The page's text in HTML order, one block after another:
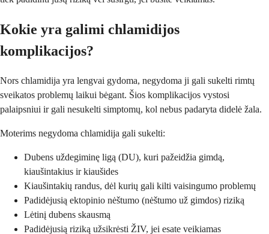
Kokie yra galimi chlamidijos
komplikacijos?
Nors chlamidija yra lengvai gydoma, negydoma ji gali sukelti rimtų
sveikatos problemų laikui bėgant. Šios komplikacijos vystosi
palaipsniui ir gali nesukelti simptomų, kol nebus padaryta didelė žala.
Moterims negydoma chlamidija gali sukelti:
Dubens uždegiminę ligą (DU), kuri pažeidžia gimdą,
kiaušintakius ir kiaušides
Kiaušintakių randus, dėl kurių gali kilti vaisingumo problemų
Padidėjusią ektopinio nėštumo (nėštumo už gimdos) riziką
Lėtinį dubens skausmą
Padidėjusią riziką užsikrėsti ŽIV, jei esate veikiamas